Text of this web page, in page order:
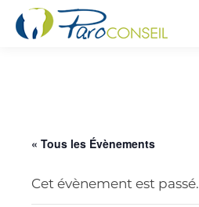
« Tous les Évènements
Cet évènement est passé.